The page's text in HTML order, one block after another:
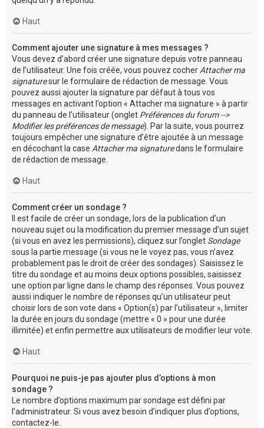
Haut
Comment ajouter une signature à mes messages ?
Vous devez d’abord créer une signature depuis votre panneau
de l’utilisateur. Une fois créée, vous pouvez cocher Attacher ma
signaturesur le formulaire de rédaction de message. Vous
pouvez aussi ajouter la signature par défaut à tous vos
messages en activant l’option « Attacher ma signature » à partir
du panneau de l’utilisateur (onglet Préférences du forum -->
Modifier les préférences de message). Par la suite, vous pourrez
toujours empêcher une signature d’être ajoutée à un message
en décochant la case Attacher ma signaturedans le formulaire
de rédaction de message.
Haut
Comment créer un sondage ?
Il est facile de créer un sondage, lors de la publication d’un
nouveau sujet ou la modification du premier message d’un sujet
(si vous en avez les permissions), cliquez sur l’onglet Sondage
sous la partie message (si vous ne le voyez pas, vous n’avez
probablement pas le droit de créer des sondages). Saisissez le
titre du sondage et au moins deux options possibles, saisissez
une option par ligne dans le champ des réponses. Vous pouvez
aussi indiquer le nombre de réponses qu’un utilisateur peut
choisir lors de son vote dans « Option(s) par l’utilisateur », limiter
la durée en jours du sondage (mettre « 0 » pour une durée
illimitée) et enfin permettre aux utilisateurs de modifier leur vote.
Haut
Pourquoi ne puis-je pas ajouter plus d’options à mon
sondage ?
Le nombre d’options maximum par sondage est défini par
l’administrateur. Si vous avez besoin d’indiquer plus d’options,
contactez-le.